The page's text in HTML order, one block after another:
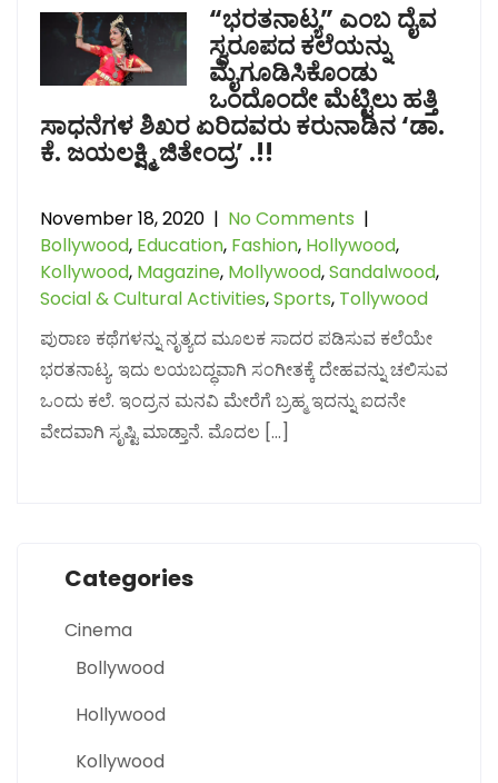
“ಭರತನಾಟ್ಯ” ಎಂಬ ದೈವ
ಸ್ವರೂಪದ ಕಲೆಯನ್ನು
ಮೈಗೂಡಿಸಿಕೊಂಡು
ಒಂದೊಂದೇ ಮೆಟ್ಟಿಲು ಹತ್ತಿ
ಸಾಧನೆಗಳ ಶಿಖರ ಏರಿದವರು ಕರುನಾಡಿನ ‘ಡಾ.
ಕೆ. ಜಯಲಕ್ಷ್ಮಿ ಜಿತೇಂದ್ರ’ .!!
November 18, 2020 | No Comments |
Bollywood, Education, Fashion, Hollywood,
Kollywood, Magazine, Mollywood,Sandalwood,
Social & Cultural Activities,Sports, Tollywood
ಪುರಾಣ ಕಥೆಗಳನ್ನು ನೃತ್ಯದ ಮೂಲಕ ಸಾದರ ಪಡಿಸುವ ಕಲೆಯೇ
ಭರತನಾಟ್ಯ. ಇದು ಲಯಬದ್ಧವಾಗಿ ಸಂಗೀತಕ್ಕೆ ದೇಹವನ್ನು ಚಲಿಸುವ
ಒಂದು ಕಲೆ. ಇಂದ್ರನ ಮನವಿ ಮೇರೆಗೆ ಬ್ರಹ್ಮ ಇದನ್ನು ಐದನೇ
ವೇದವಾಗಿ ಸೃಷ್ಟಿ ಮಾಡ್ತಾನೆ. ಮೊದಲ […]
Categories
Cinema
Bollywood
Hollywood
Kollywood